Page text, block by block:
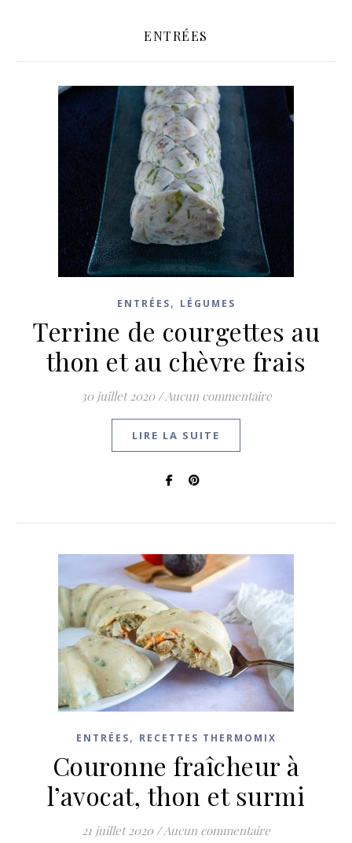
ENTRÉES
ENTRÉES, LÉGUMES
Terrine de courgettes au
thon et au chèvre frais
30 juillet 2020 /Aucun commentaire
LIRE LA SUITE
ENTRÉES, RECETTES THERMOMIX
Couronne fraîcheur à
l’avocat, thon et surmi
21 juillet 2020 /Aucun commentaire